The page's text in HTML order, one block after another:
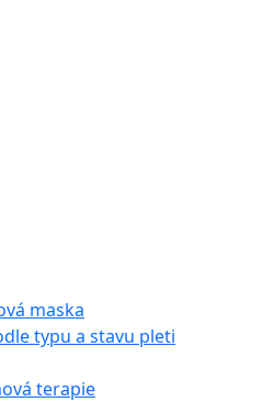
maska
typu a stavu pleti
terapie